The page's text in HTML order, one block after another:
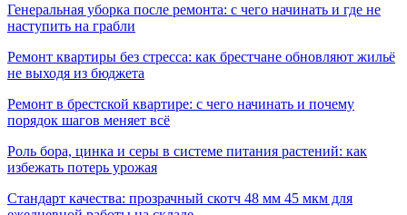
Генеральная уборка после ремонта: с чего начинать и где не
наступить на грабли
Ремонт квартиры без стресса: как брестчане обновляют жильё
не выходя из бюджета
Ремонт в брестской квартире: с чего начинать и почему
порядок шагов меняет всё
Роль бора, цинка и серы в системе питания растений: как
избежать потерь урожая
Стандарт качества: прозрачный скотч 48 мм 45 мкм для